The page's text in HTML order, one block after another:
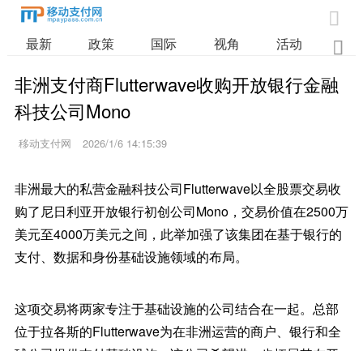

最新 政策 国际 视角 活动 业

非洲支付商Flutterwave收购开放银行金融
科技公司Mono
移动支付网 2026/1/6 14:15:39
非洲最大的私营金融科技公司Flutterwave以全股票交易收
购了尼日利亚开放银行初创公司Mono，交易价值在2500万
美元至4000万美元之间，此举加强了该集团在基于银行的
支付、数据和身份基础设施领域的布局。
这项交易将两家专注于基础设施的公司结合在一起。总部
位于拉各斯的Flutterwave为在非洲运营的商户、银行和全